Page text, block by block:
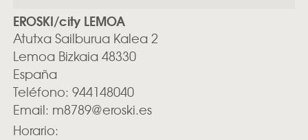
EROSKI/city LEMOA
Atutxa Sailburua Kalea 2
Lemoa Bizkaia 48330
España
Teléfono: 944148040
Email: m8789@eroski.es
Horario: